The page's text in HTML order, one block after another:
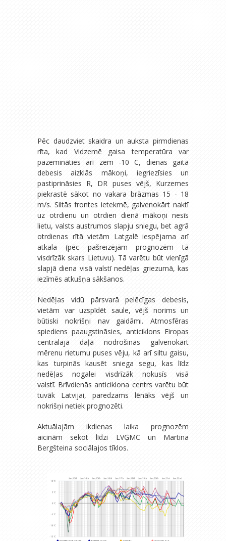
Pēc daudzviet skaidra un auksta pirmdienas
rīta, kad Vidzemē gaisa temperatūra var
pazemināties arī zem -10 C, dienas gaitā
debesis aizklās mākoņi, iegriezīsies un
pastiprināsies R, DR puses vējš, Kurzemes
piekrastē sākot no vakara brāzmas 15 - 18
m/s. Siltās frontes ietekmē, galvenokārt naktī
uz otrdienu un otrdien dienā mākoņi nesīs
lietu, valsts austrumos slapju sniegu, bet agrā
otrdienas rītā vietām Latgalē iespējama arī
atkala (pēc pašreizējām prognozēm tā
visdrīzāk skars Lietuvu). Tā varētu būt vienīgā
slapjā diena visā valstī nedēļas griezumā, kas
iezīmēs atkušņa sākšanos.
Nedēļas vidū pārsvarā pelēcīgas debesis,
vietām var uzspīdēt saule, vējš norims un
būtiski nokrišņi nav gaidāmi. Atmosfēras
spiediens paaugstināsies, anticiklons Eiropas
centrālajā daļā nodrošinās galvenokārt
mērenu rietumu puses vēju, kā arī siltu gaisu,
kas turpinās kausēt sniega segu, kas līdz
nedēļas nogalei visdrīzāk nokusīs visā
valstī. Brīvdienās anticiklona centrs varētu būt
tuvāk Latvijai, paredzams lēnāks vējš un
nokrišņi netiek prognozēti.
Aktuālajām ikdienas laika prognozēm
aicinām sekot līdzi LVĢMC un Martina
Bergšteina sociālajos tīklos.